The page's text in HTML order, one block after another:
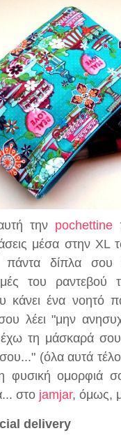
την pochettine
μέσα στην XL
πάντα δίπλα σου
του ραντεβού
κάνει ένα νοητό
λέει "μην
τη μάσκαρά
σου..." (όλα αυτά
φυσική ομορφιά
στο jamjar, όμως,
delivery